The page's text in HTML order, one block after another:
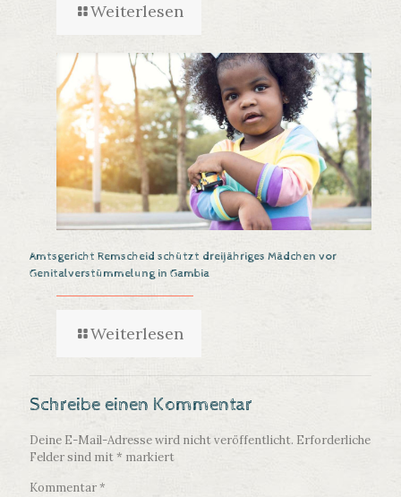
Weiterlesen
Amtsgericht Remscheid schützt dreijähriges Mädchen vor
Genitalverstümmelung in Gambia
Weiterlesen
Schreibe einen Kommentar
Deine E-Mail-Adresse wird nicht veröffentlicht. Erforderliche
Felder sind mit* markiert
Kommentar*